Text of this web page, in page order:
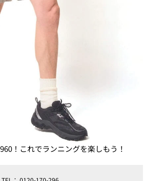
！これでランニングを楽しもう！